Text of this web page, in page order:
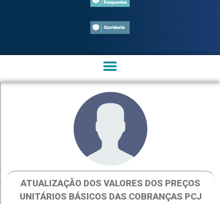
ATUALIZAÇÃO DOS VALORES DOS PREÇOS
UNITÁRIOS BÁSICOS DAS COBRANÇAS PCJ